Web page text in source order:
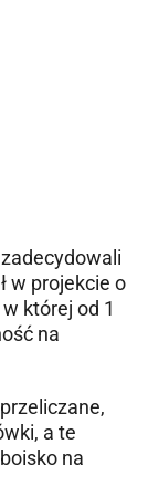
w projekcie o
której od 1
na
a te
na